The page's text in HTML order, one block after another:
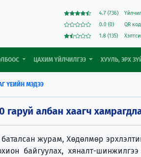
4.7 (736)
0.0 (0)
QR
1.8 (135)
ЦАХИМ ҮЙЛЧИЛГЭЭ ХУУЛЬ, ЭРХ
ҮЕИЙН МЭДЭЭ
гаруй албан хаагч
журам, Хөдөлмөр
байгуулах, хяналт-шинжилгээ